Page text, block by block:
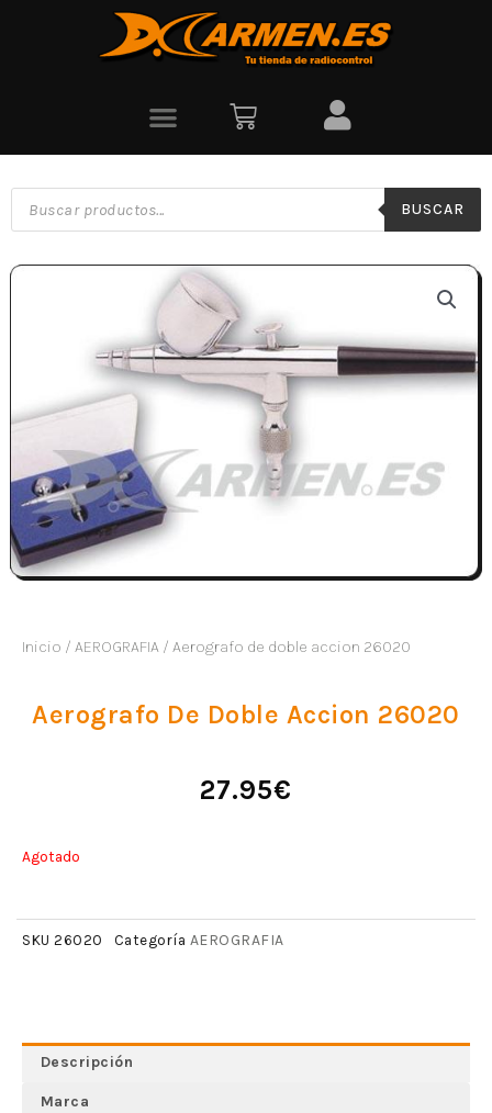
BUSCAR
Inicio / AEROGRAFIA / Aerografo de doble accion 26020
Aerografo De Doble Accion 26020
27.95€
Agotado
SKU 26020 Categoría AEROGRAFIA
Descripción
Marca